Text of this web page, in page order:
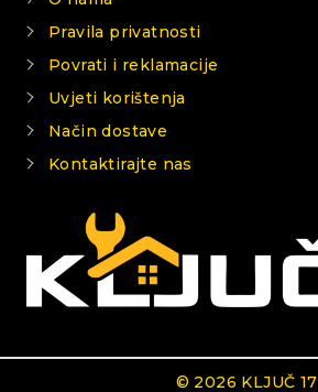
Pravila privatnosti
Povrati i reklamacije
Uvjeti korištenja
Način dostave
Kontaktirajte nas
© 2026 KLJUČ 17